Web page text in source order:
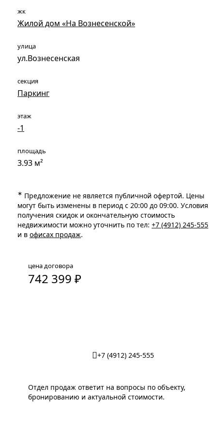
жк
Жилой дом «На Вознесенской»
улица
ул.Вознесенская
секция
Паркинг
этаж
-1
площадь
3.93 м²
∗ Предложение не является публичной офертой. Цены
могут быть изменены в период с 20:00 до 09:00. Условия
получения скидок и окончательную стоимость
недвижимости можно уточнить по тел: +7 (4912) 245-555
и в офисах продаж.
цена договора
742 399 ₽
+7 (4912) 245-555
Отдел продаж ответит на вопросы по объекту,
бронированию и актуальной стоимости.